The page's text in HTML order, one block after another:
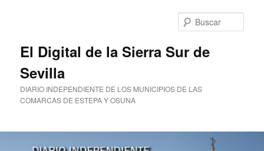
El Digital de la Sierra Sur de
Sevilla
DIARIO INDEPENDIENTE DE LOS MUNICIPIOS DE LAS
COMARCAS DE ESTEPA Y OSUNA